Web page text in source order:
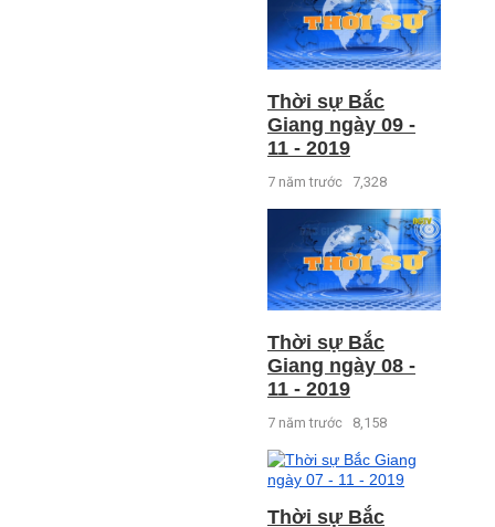
Thời sự Bắc
Giang ngày 09 -
11 - 2019
7 năm trước 7,328
Thời sự Bắc
Giang ngày 08 -
11 - 2019
7 năm trước 8,158
Thời sự Bắc